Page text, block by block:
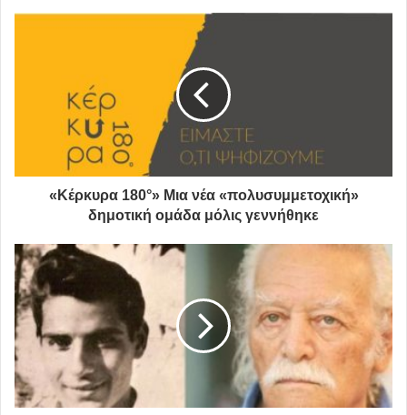
Πιστεύουμε ότι, μετά από χρόνια σκληρής υπηρεσιακής
δουλειάς και συμμετοχής του πολίτη στα προγράμματα
διαχείρισης απορριμμάτων κι ιδιαίτερα ύστερα από τις κατά
διαστήματα επαναλαμβανόμενες ενημερωτικές δράσεις στα
σχολεία των Βριλησσίων, μαθητές και γονείς και η τοπική
κοινωνία στο σύνολό της, είμαστε έτοιμοι να ανταποκριθούμε
και να συμμετέχουμε ενεργά και σε αυτό το νέο βήμα. Τα νέα
δοχεία διαχωρισμού απορριμμάτων, με σκοπό την
ανακύκλωσή τους, έχουν ήδη τοποθετηθεί στα πρώτα σημεία
εφαρμογής (Πλατεία Αναλήψεως, Πλατεία Ελευθερίας, Πάρκο
Μ. Θεοδωράκης – πρώην ΤΥΠΕΤ, Πνευματικό Κέντρο) και
συνεχίζεται η τοποθέτησή τους και στους άλλους δημοτικούς
και εν γένει εξωτερικούς χώρους της πόλης.
Η Καθαριότητα και η Διαλογή στην Πηγή των απορριμμάτων
είναι ΠΟΛΙΤΙΣΜΟΣ.”
«Κέρκυρα 180°» Μια νέα «πολυσυμμετοχική»
δημοτική ομάδα μόλις γεννήθηκε